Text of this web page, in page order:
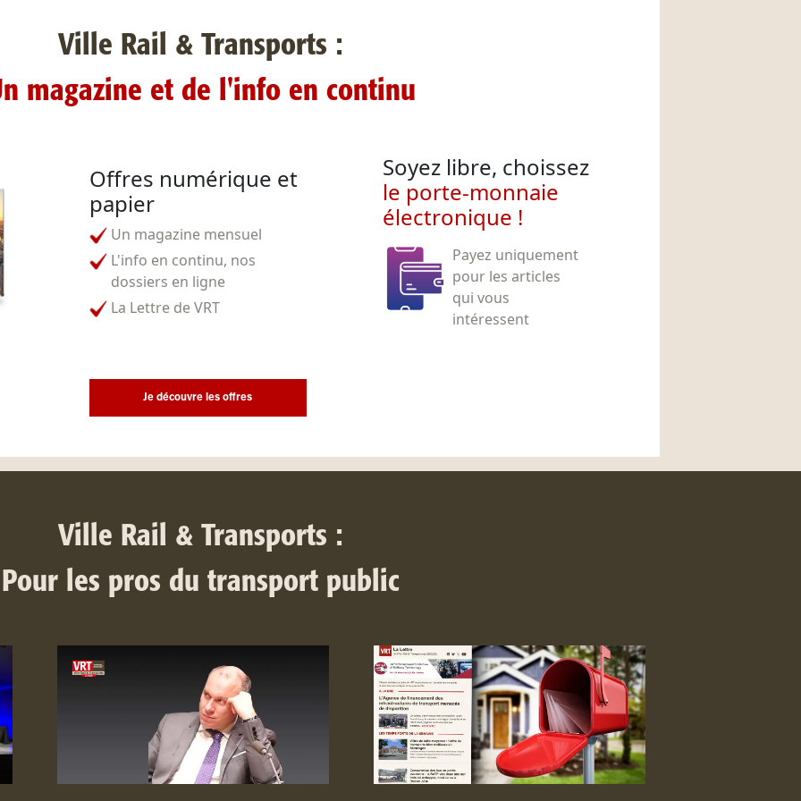
Ville Rail & Transports :
magazine et de l'info en continu
Offres numérique et
papier
Un magazine mensuel
L'info en continu, nos
dossiers en ligne
La Lettre de VRT
Soyez libre, choissez
le porte-monnaie
électronique !
Payez uniquement
pour les articles
qui vous
intéressent
Je découvre les offres
Ville Rail & Transports :
Pour les pros du transport public